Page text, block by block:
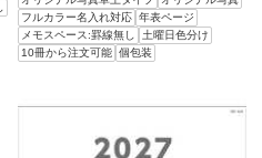
フルカラー名入れ対応 年表ページ
メモスペース:罫線無し
土曜日色分け
10冊から注文可能 個包装